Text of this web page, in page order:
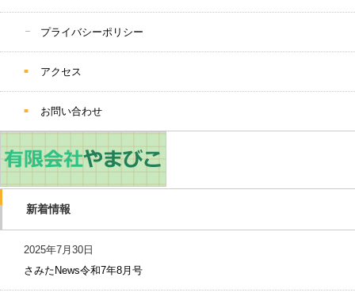
プライバシーポリシー
アクセス
お問い合わせ
新着情報
2025年7月30日
さみたNews令和7年8月号